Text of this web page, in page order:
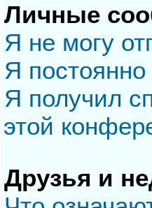
Личные
Я не могу
Я
Я получил
этой
Друзья и